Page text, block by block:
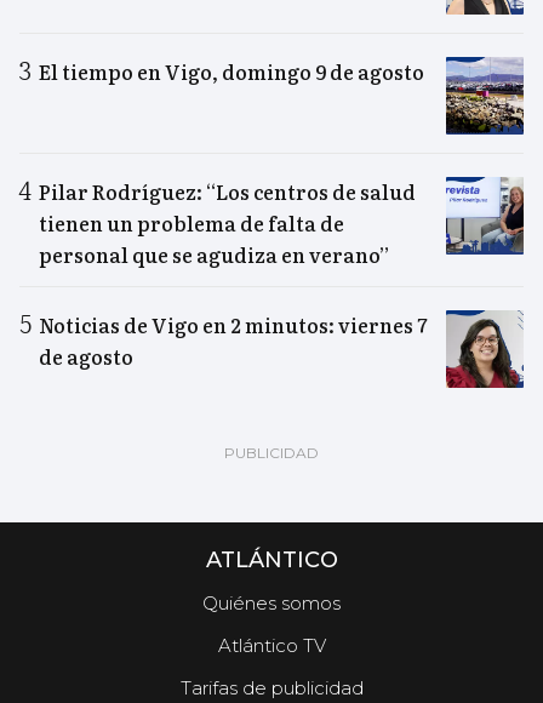
El tiempo en Vigo, domingo 9 de agosto
Pilar Rodríguez: “Los centros de salud
tienen un problema de falta de
personal que se agudiza en verano”
Noticias de Vigo en 2 minutos: viernes 7
de agosto
ATLÁNTICO
Quiénes somos
Atlántico TV
Tarifas de publicidad